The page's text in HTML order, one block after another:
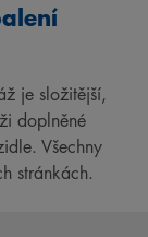
je složitější,
doplněné
Všechny
stránkách.